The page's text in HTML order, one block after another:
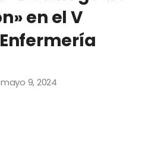
en el V
mayo 9, 2024